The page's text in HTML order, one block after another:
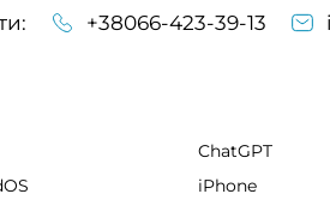
+38066-423-39-13
ChatGPT
iPhone